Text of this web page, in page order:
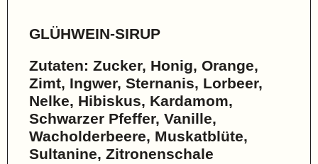
GLÜHWEIN-SIRUP
Zutaten: Zucker, Honig, Orange,
Zimt, Ingwer, Sternanis, Lorbeer,
Nelke, Hibiskus, Kardamom,
Schwarzer Pfeffer, Vanille,
Wacholderbeere, Muskatblüte,
Sultanine, Zitronenschale